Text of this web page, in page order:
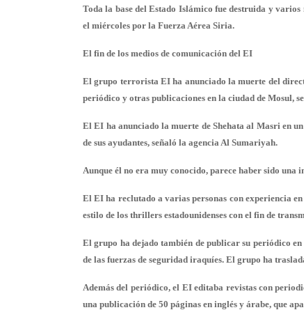
Toda la base del Estado Islámico fue destruida y
el miércoles por la Fuerza Aérea Siria.
El fin de los medios de comunicación del EI
El grupo terrorista EI ha anunciado la muerte del
periódico y otras publicaciones en la ciudad de Mosul,
El EI ha anunciado la muerte de Shehata al Masri en
de sus ayudantes, señaló la agencia Al Sumariyah.
Aunque él no era muy conocido, parece haber sido
El EI ha reclutado a varias personas con experiencia
estilo de los thrillers estadounidenses con el fin de
El grupo ha dejado también de publicar su periódico
de las fuerzas de seguridad iraquíes. El grupo ha
Además del periódico, el EI editaba revistas con
una publicación de 50 páginas en inglés y árabe, que